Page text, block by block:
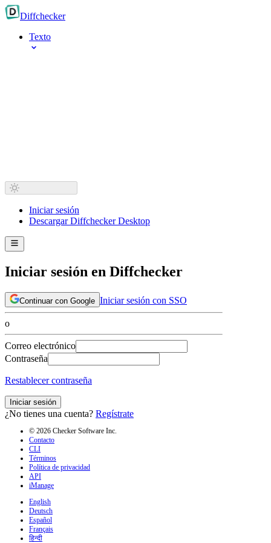
Diffchecker
Texto
Iniciar sesión
Descargar Diffchecker Desktop
Iniciar sesión en Diffchecker
Continuar con Google Iniciar sesión con SSO
o
Correo electrónico
Contraseña
Restablecer contraseña
Iniciar sesión
¿No tienes una cuenta? Regístrate
© 2026 Checker Software Inc.
Contacto
CLI
Términos
Política de privacidad
API
iManage
English
Deutsch
Español
Français
हिन्दी